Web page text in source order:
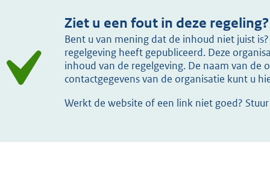
Ziet u een fout in deze regeling?
Bent u van mening dat de inhoud niet juist
regelgeving heeft gepubliceerd. Deze
inhoud van de regelgeving. De naam van de
contactgegevens van de organisatie kunt u
Werkt de website of een link niet goed?